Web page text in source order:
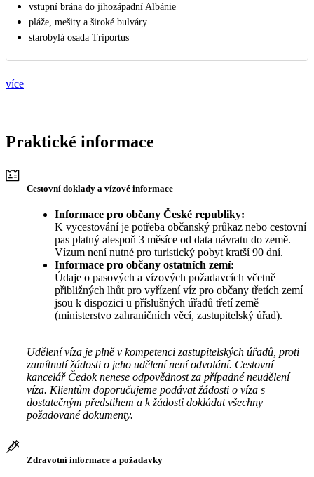
vstupní brána do jihozápadní Albánie
pláže, mešity a široké bulváry
starobylá osada Triportus
více
Praktické informace
Cestovní doklady a vízové informace
Informace pro občany České republiky:
K vycestování je potřeba občanský průkaz nebo cestovní
pas platný alespoň 3 měsíce od data návratu do země.
Vízum není nutné pro turistický pobyt kratší 90 dní.
Informace pro občany ostatních zemí:
Údaje o pasových a vízových požadavcích včetně
přibližných lhůt pro vyřízení víz pro občany třetích zemí
jsou k dispozici u příslušných úřadů třetí země
(ministerstvo zahraničních věcí, zastupitelský úřad).
Udělení víza je plně v kompetenci zastupitelských úřadů, proti
zamítnutí žádosti o jeho udělení není odvolání. Cestovní
kancelář Čedok nenese odpovědnost za případné neudělení
víza. Klientům doporučujeme podávat žádosti o víza s
dostatečným předstihem a k žádosti dokládat všechny
požadované dokumenty.
Zdravotní informace a požadavky